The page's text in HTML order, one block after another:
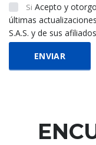
Si Acepto y
últimas
S.A.S. y de sus